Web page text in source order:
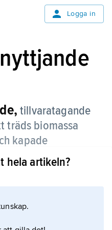
Logga in
tillvaratagande
träds biomassa
kapade
kvarsittande
hela artikeln?